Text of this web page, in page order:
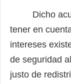
Dicho
tener en
intereses
de seguridad
justo de